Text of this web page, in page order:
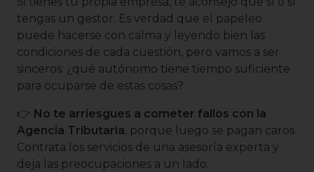
tengas un gestor. Es verdad que el papeleo
puede hacerse con calma y leyendo bien las
condiciones de cada cuestión, pero vamos a ser
sinceros: ¿qué autónomo tiene tiempo suficiente
para ocuparse de estas cosas?
👉 No te arriesgues a cometer fallos con la
Agencia Tributaria, porque luego se pagan caros.
Contrata los servicios de una asesoría experta y
deja las preocupaciones a un lado.